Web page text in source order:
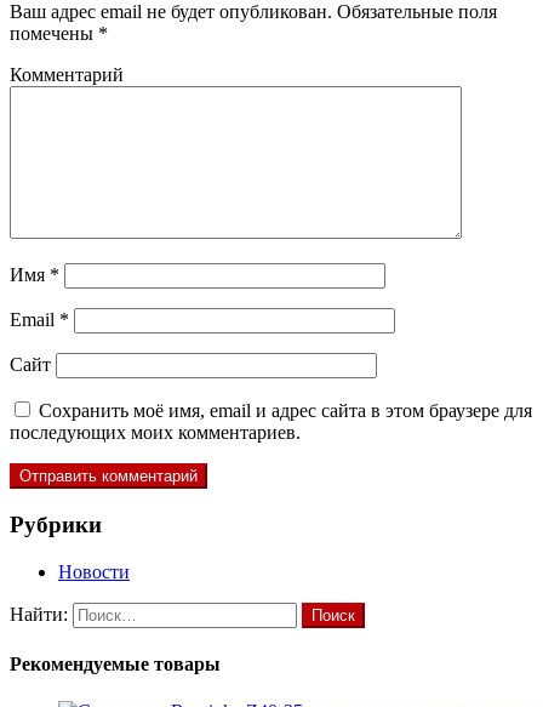
Ваш адрес email не будет опубликован. Обязательные поля
помечены *
Комментарий
Имя *
Email *
Сайт
Сохранить моё имя, email и адрес сайта в этом браузере для
последующих моих комментариев.
Рубрики
Новости
Найти:
Рекомендуемые товары